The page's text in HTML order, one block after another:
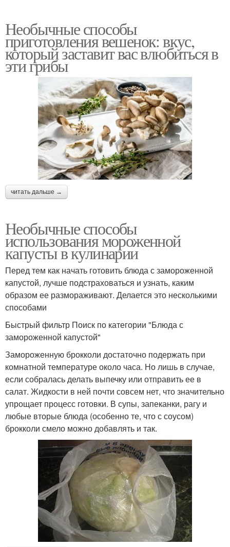
Необычные способы
приготовления вешенок: вкус,
который заставит вас влюбиться в
эти грибы
читать дальше →
Необычные способы
использования мороженной
капусты в кулинарии
Перед тем как начать готовить блюда с замороженной
капустой, лучше подстраховаться и узнать, каким
образом ее размораживают. Делается это несколькими
способами
Быстрый фильтр Поиск по категории "Блюда с
замороженной капустой"
Замороженную брокколи достаточно подержать при
комнатной температуре около часа. Но лишь в случае,
если собралась делать выпечку или отправить ее в
салат. Жидкости в ней почти совсем нет, что значительно
упрощает процесс готовки. В супы, запеканки, рагу и
любые вторые блюда (особенно те, что с соусом)
брокколи смело можно добавлять и так.